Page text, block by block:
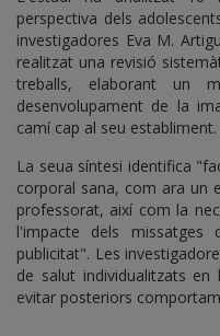
perspectiva dels
investigadores Eva M.
realitzat una revisió
treballs, elaborant un
desenvolupament de la
camí cap al seu establiment.
La seua síntesi identifica
corporal sana, com ara un
professorat, així com la
l'impacte dels
publicitat". Les
de salut individualitzats
evitar posteriors